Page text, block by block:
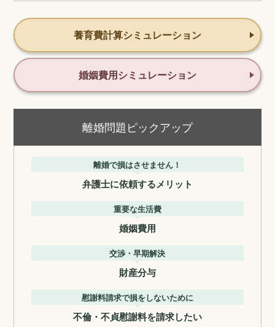
養育費計算シミュレーション
婚姻費用シミュレーション
離婚問題ピックアップ
離婚で損はさせません！
弁護士に依頼するメリット
重要な生活費
婚姻費用
交渉・早期解決
財産分与
慰謝料請求で損をしないために
不倫・不貞慰謝料を請求したい